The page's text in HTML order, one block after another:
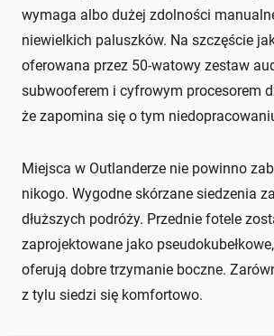
wymaga albo dużej zdolności
niewielkich paluszków. Na szczęście
oferowana przez 50-watowy zestaw
subwooferem i cyfrowym procesorem
że zapomina się o tym
Miejsca w Outlanderze nie powinno
nikogo. Wygodne skórzane siedzenia
dłuższych podróży. Przednie fotele
zaprojektowane jako
oferują dobre trzymanie boczne.
z tylu siedzi się komfortowo.